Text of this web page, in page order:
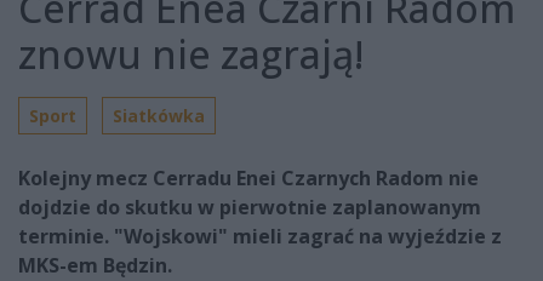
znowu nie zagrają!
Sport Siatkówka
Kolejny mecz Cerradu Enei Czarnych Radom nie
dojdzie do skutku w pierwotnie zaplanowanym
terminie. "Wojskowi" mieli zagrać na wyjeździe z
MKS-em Będzin.